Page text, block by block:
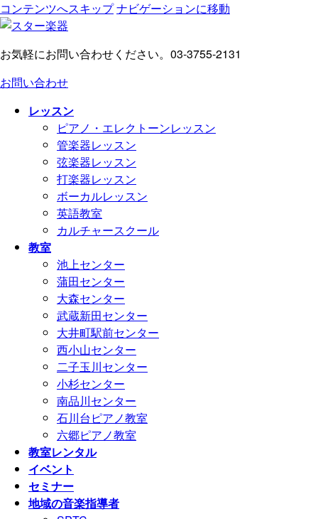
コンテンツへスキップナビゲーションに移動
お気軽にお問い合わせください。 03-3755-2131
お問い合わせ
レッスン
ピアノ・エレクトーンレッスン
管楽器レッスン
弦楽器レッスン
打楽器レッスン
ボーカルレッスン
英語教室
カルチャースクール
教室
池上センター
蒲田センター
大森センター
武蔵新田センター
大井町駅前センター
西小山センター
二子玉川センター
小杉センター
南品川センター
石川台ピアノ教室
六郷ピアノ教室
教室レンタル
イベント
セミナー
地域の音楽指導者